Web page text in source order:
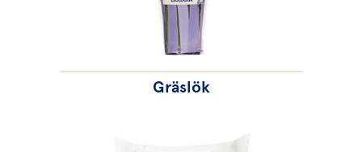
Gräslök